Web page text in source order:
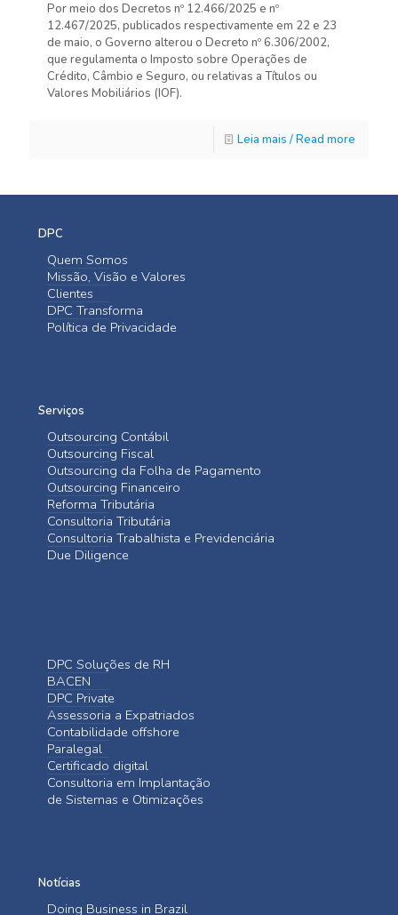
Por meio dos Decretos nº 12.466/2025 e nº
12.467/2025, publicados respectivamente em 22 e 23
de maio, o Governo alterou o Decreto nº 6.306/2002,
que regulamenta o Imposto sobre Operações de
Crédito, Câmbio e Seguro, ou relativas a Títulos ou
Valores Mobiliários (IOF).
Leia mais / Read more
DPC
Quem Somos
Missão, Visão e Valores
Clientes
DPC Transforma
Política de Privacidade
Serviços
Outsourcing Contábil
Outsourcing Fiscal
Outsourcing da Folha de Pagamento
Outsourcing Financeiro
Reforma Tributária
Consultoria Tributária
Consultoria Trabalhista e Previdenciária
Due Diligence
DPC Soluções de RH
BACEN
DPC Private
Assessoria a Expatriados
Contabilidade offshore
Paralegal
Certificado digital
Consultoria em Implantação
de Sistemas e Otimizações
Notícias
Doing Business in Brazil